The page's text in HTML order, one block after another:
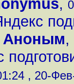
,
Аноным,
, 20-